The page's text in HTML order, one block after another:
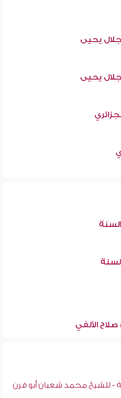
جلال يحيى
جلال يحيى
صلاح الألفي
- للشيخ محمد شعبان أبو قرن